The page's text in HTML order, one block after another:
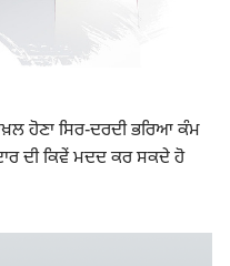
ਹੋਣਾ ਸਿਰ-ਦਰਦੀ ਭਰਿਆ ਕੰਮ
ਦੀ ਕਿਵੇਂ ਮਦਦ ਕਰ ਸਕਦੇ ਹੋ